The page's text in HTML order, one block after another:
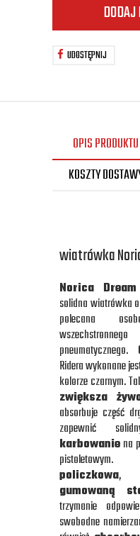
UDOSTĘPNIJ
OPIS PRODUKTU
KOSZTY
wiatrówka
Norica
solidna wiatrówka
polecana
pneumatycznego.
Ridera wykonane
kolorze czarnym.
zwiększa
absorbuje część
zapewnić
karbowaniena
pistoletowym.
policzkowa,
gumowaną
trzymanie
swobodne